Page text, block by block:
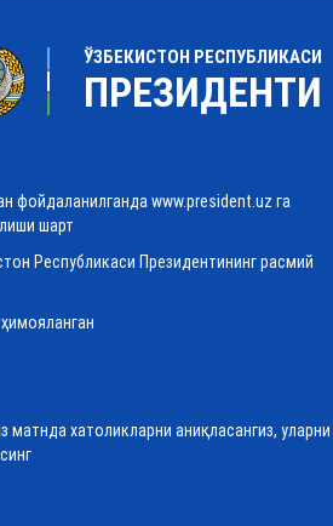
ЎЗБЕКИСТОН РЕСПУБЛИКАСИ
ПРЕЗИДЕНТИ
фойдаланилганда www.president.uz га
шарт
Республикаси Президентининг расмий
матнда хатоликларни аниқласангиз,